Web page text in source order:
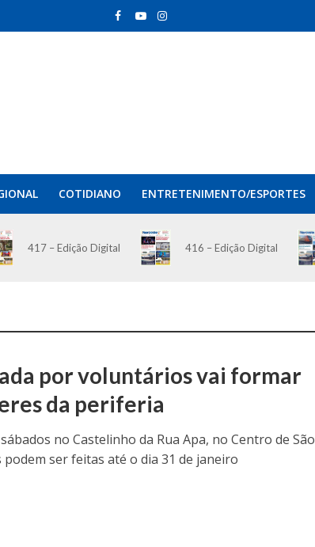
COTIDIANO ENTRETENIMENTO/ESPORTES
417 – Edição Digital 416 – Edição Digital
por voluntários vai formar
da periferia
no Castelinho da Rua Apa, no Centro de São
podem ser feitas até o dia 31 de janeiro